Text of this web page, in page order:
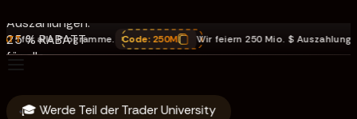
Auszahlungen.
25 % RABATT
für alle
Programme. Code:250M Wir feiern 250 Mio. $ Auszahlungen,25 %
🎓 Werde Teil der Trader University